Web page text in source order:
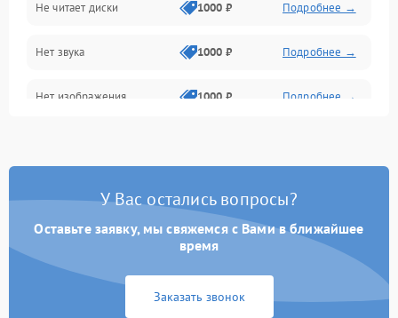
Разъёмы и корпус
Питание и электрика
Перегрев и охлаждение
Не читает диски 1000 ₽ Подробнее →
Нет звука 1000 ₽ Подробнее →
Нет изображения 1000 ₽ Подробнее →
У Вас остались вопросы?
Оставьте заявку, мы свяжемся с Вами в ближайшее
время
Заказать звонок